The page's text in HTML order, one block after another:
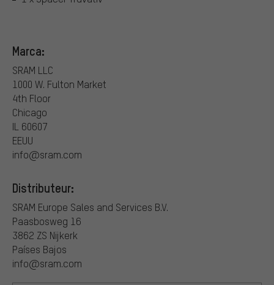
Marca:
SRAM LLC
1000 W. Fulton Market
4th Floor
Chicago
IL 60607
EEUU
info@sram.com
Distributeur:
SRAM Europe Sales and Services B.V.
Paasbosweg 16
3862 ZS Nijkerk
Países Bajos
info@sram.com